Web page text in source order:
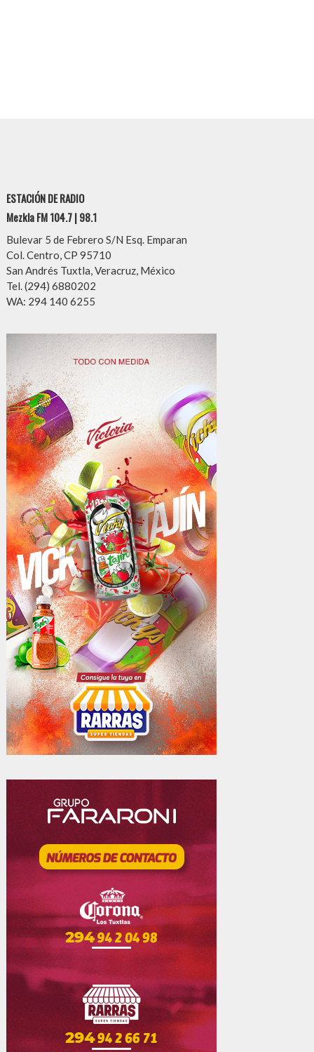
ESTACIÓN DE RADIO
Mezkla FM 104.7 | 98.1
Bulevar 5 de Febrero S/N Esq. Emparan
Col. Centro, CP 95710
San Andrés Tuxtla, Veracruz, México
Tel. (294) 6880202
WA: 294 140 6255